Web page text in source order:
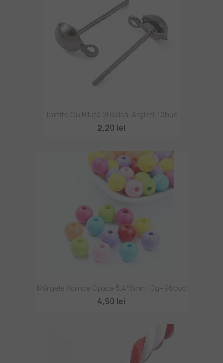
Tortițe Cu Biluță Și Gaică, Argintii 10buc
2,20 lei
Mărgele Acrilice Opace 5,4*6mm 10g~96buc
4,50 lei